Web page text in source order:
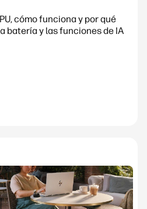
cómo funciona y por qué
batería y las funciones de IA